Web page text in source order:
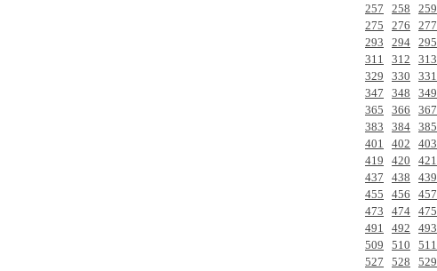
257
258 259
275
276 277
293
294 295
311
312 313
329
330 331
347
348 349
365
366 367
383
384 385
401
402 403
419
420 421
437
438 439
455
456 457
473
474 475
491
492 493
509
510 511
527
528 529